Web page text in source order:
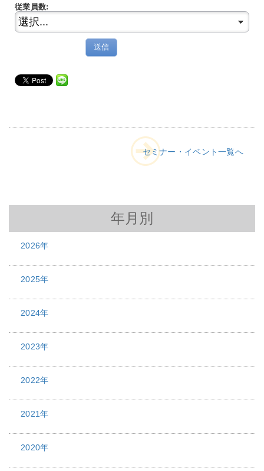
従業員数:
送信
セミナー・イベント一覧へ
年月別
2026年
2025年
2024年
2023年
2022年
2021年
2020年